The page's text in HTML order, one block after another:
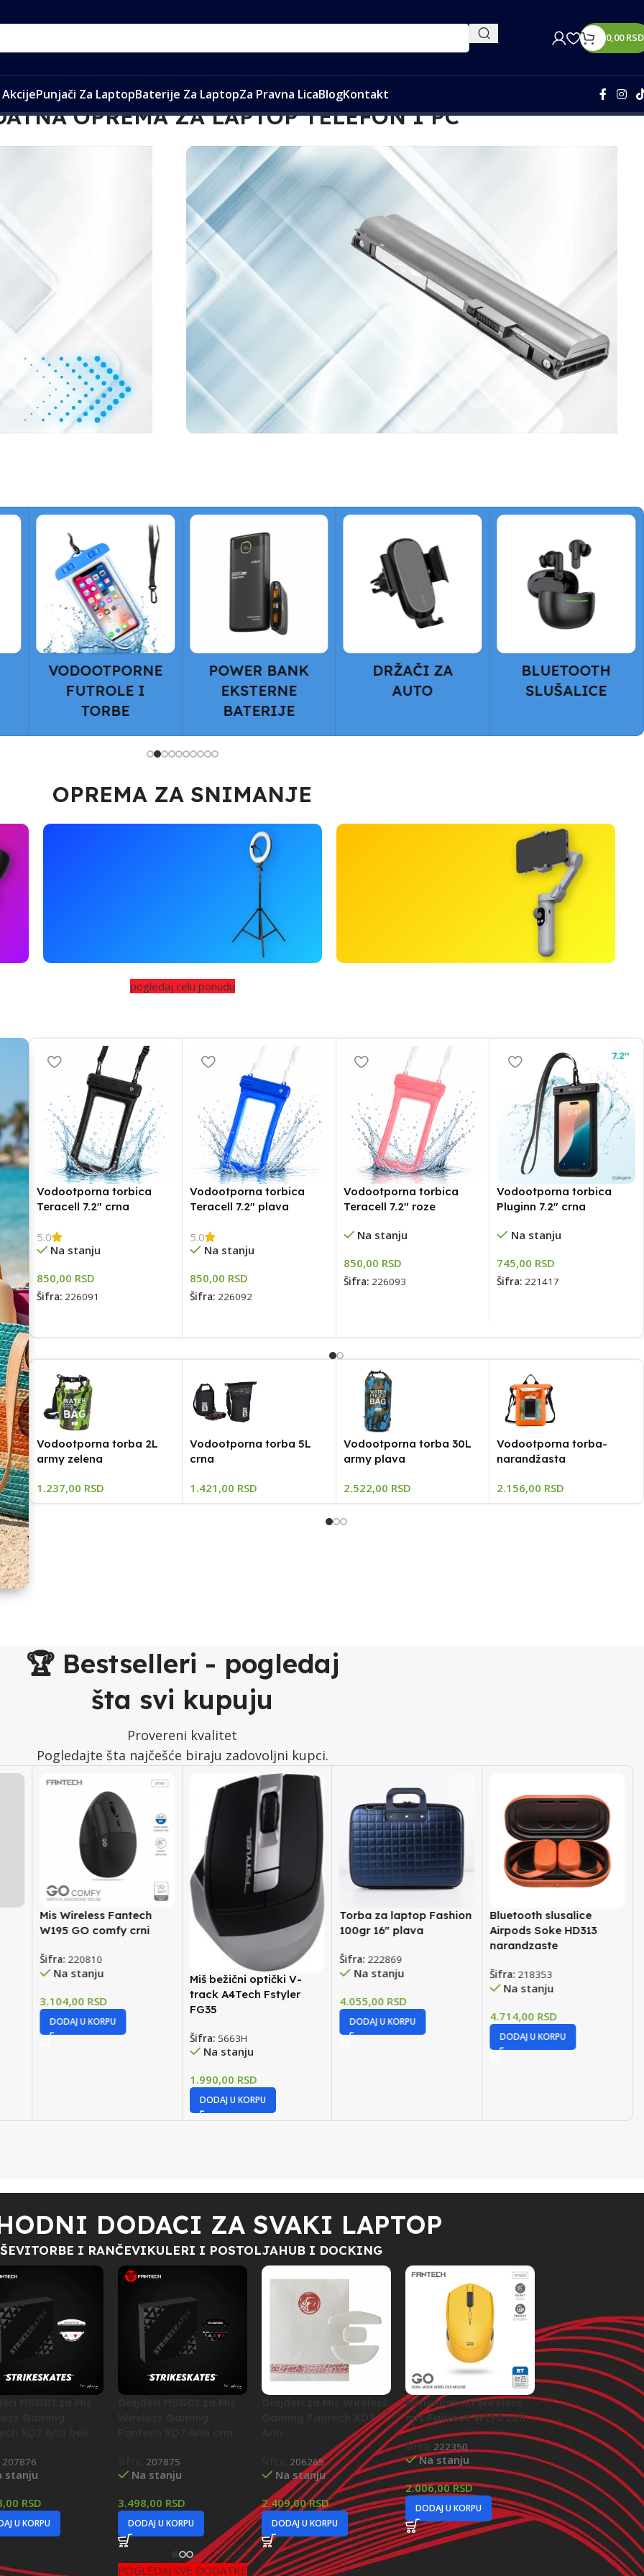
0,00RSD
AkcijePunjači Za LaptopBaterije Za LaptopZa Pravna LicaBlogKontakt
OPREMA ZA LAPTOP TELEFON I PC
Pronađi bateriju za svoj laptop
POWER BANK
EKSTERNE
BATERIJE
DRŽAČI ZA
AUTO
BLUETOOTH
SLUŠALICE
KULERI I
POSTOLJA ZA
OPREMA ZA SNIMANJE
Osvetljenje i stabilnost
pogledaj pogledaj
pogledaj celu ponudu
Vodootporna torbica
Teracell 7.2″ crna
5.0
Na stanju
850,00 RSD
Šifra: 226091
Vodootporna torbica
Teracell 7.2″ plava
5.0
Na stanju
850,00 RSD
Šifra:226092
Vodootporna torbica
Teracell 7.2″ roze
Na stanju
850,00 RSD
Šifra: 226093
Vodootporna torbica
Pluginn 7.2″ crna
Na stanju
745,00 RSD
Šifra:221417
Vodootporna torba 2L
army zelena
1.237,00 RSD
Vodootporna torba 5L
crna
1.421,00 RSD
Vodootporna torba 30L
army plava
2.522,00 RSD
Vodootporna torba-
narandžasta
2.156,00 RSD
🏆 Bestselleri - pogledaj
šta svi kupuju
Provereni kvalitet
Pogledajte šta najčešće biraju zadovoljni kupci.
Mis Wireless Fantech
W195 GO comfy crni
Šifra: 220810
Na stanju
3.104,00 RSD
DODAJ U KORPU
Miš bežični optički V-
track A4Tech Fstyler
FG35
Šifra: 5663H
Na stanju
1.990,00 RSD
DODAJ U KORPU
Torba za laptop Fashion
100gr 16″ plava
Šifra: 222869
Na stanju
4.055,00 RSD
DODAJ U KORPU
Bluetooth slusalice
Airpods Soke HD313
narandzaste
Šifra: 218353
Na stanju
4.714,00 RSD
DODAJ U KORPU
DODACI ZA SVAKI LAPTOP
TORBE I RANČEVIKULERI I POSTOLJAHUB I DOCKING
207876
stanju
RSD
U KORPU
207875
Na stanju
3.498,00 RSD
DODAJ U KORPU
Gaming Fantech XD7
206265
Na stanju
2.409,00RSD
DODAJ U KORPU
Kancelarijski Wireless
mis Fantech W190 zuti
Šifra: 222350
Na stanju
2.006,00RSD
DODAJ U KORPU
Kancelarijski
mis Fantech
Šifra: 210376
Na stanju
2.555,00RSD
DODAJ U KORPU
POGLEDAJ SVE DODATKE